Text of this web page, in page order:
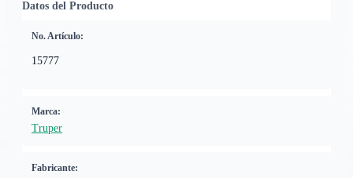
Datos del Producto
No. Artículo:
15777
Marca:
Truper
Fabricante: